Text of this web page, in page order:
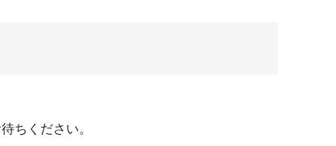
ちください。